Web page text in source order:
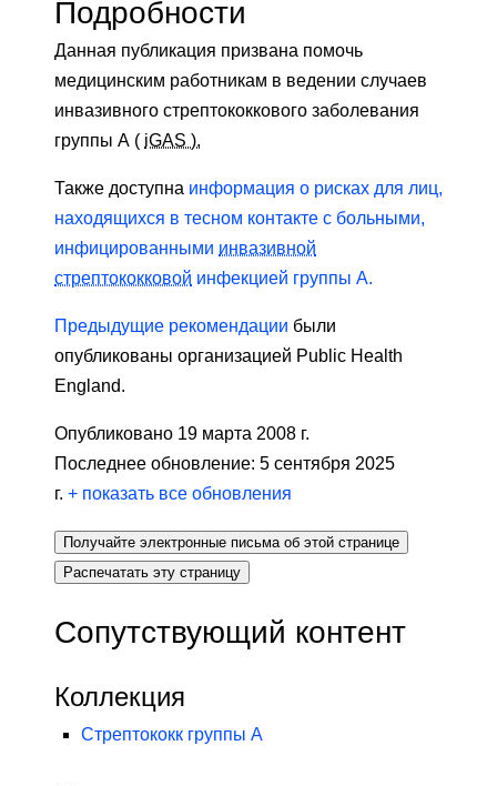
Подробности
Данная публикация призвана помочь
медицинским работникам в ведении случаев
инвазивного стрептококкового заболевания
группы А ( iGAS ).
Также доступна информация о рисках для лиц,
находящихся в тесном контакте с больными,
инфицированными инвазивной
стрептококковой инфекцией группы А.
Предыдущие рекомендации были
опубликованы организацией Public Health
England.
Опубликовано 19 марта 2008 г.
Последнее обновление: 5 сентября 2025
г. + показать все обновления
Получайте электронные письма об этой странице
Распечатать эту страницу
Сопутствующий контент
Коллекция
Стрептококк группы А